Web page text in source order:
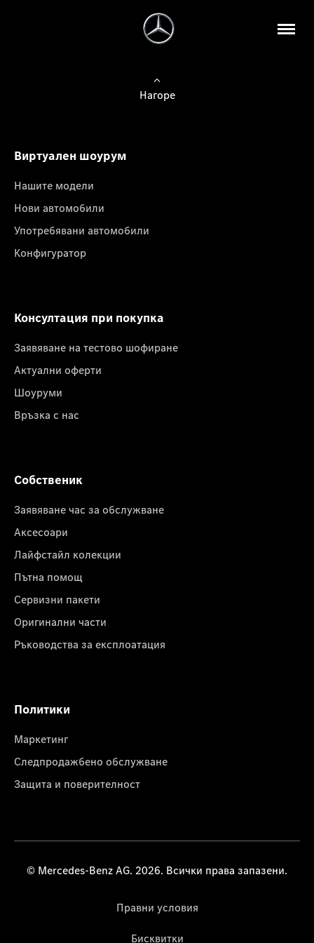
Нагоре
Виртуален шоурум
Нашите модели
Нови автомобили
Употребявани автомобили
Конфигуратор
Консултация при покупка
Заявяване на тестово шофиране
Актуални оферти
Шоуруми
Връзка с нас
Собственик
Заявяване час за обслужване
Аксесоари
Лайфстайл колекции
Пътна помощ
Сервизни пакети
Оригинални части
Ръководства за експлоатация
Политики
Маркетинг
Следпродажбено обслужване
Защита и поверителност
© Mercedes-Benz AG. 2026. Всички права запазени.
Правни условия
Бисквитки